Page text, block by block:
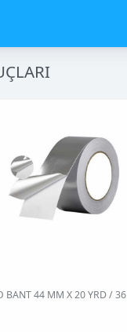
BANT 44 MM X 20 YRD / 36